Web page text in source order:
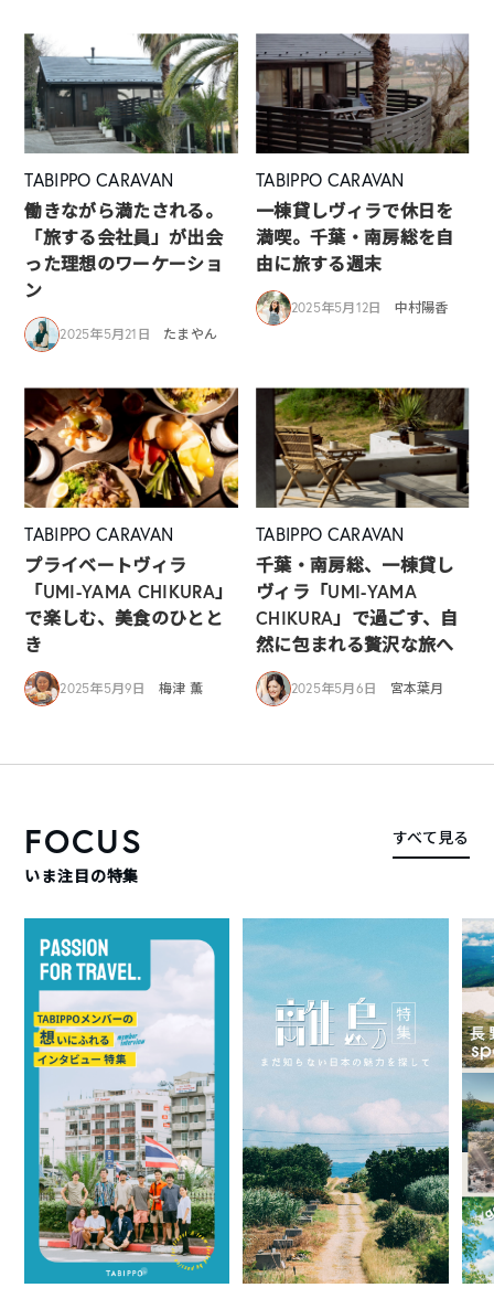
TABIPPO CARAVAN
働きながら満たされる。
「旅する会社員」が出会
った理想のワーケーショ
ン
2025年5月21日 たまやん
TABIPPO CARAVAN
一棟貸しヴィラで休日を
満喫。千葉・南房総を自
由に旅する週末
2025年5月12日 中村陽香
TABIPPO CARAVAN
プライベートヴィラ
「UMI-YAMA CHIKURA」
で楽しむ、美食のひとと
き
2025年5月9日 梅津 薫
TABIPPO CARAVAN
千葉・南房総、一棟貸し
ヴィラ「UMI-YAMA
CHIKURA」で過ごす、自
然に包まれる贅沢な旅へ
2025年5月6日 宮本葉月
FOCUS
いま注目の特集
すべて見る